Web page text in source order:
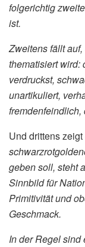
folgerichtig
ist.
Zweitens fällt
thematisiert wird:
verdruckst,
unartikuliert,
Und drittens zeigt
geben soll, steht
Sinnbild für
Primitivität und
Geschmack.
In der Regel sind